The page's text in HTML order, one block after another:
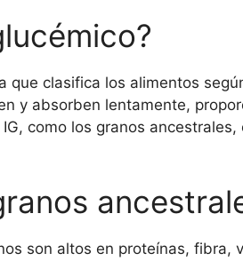
que clasifica los alimentos
y absorben lentamente,
como los granos
son altos en proteínas, fibra,